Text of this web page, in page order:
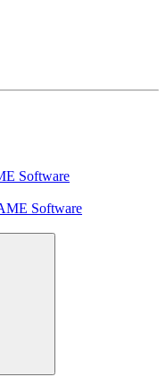
Software
Software